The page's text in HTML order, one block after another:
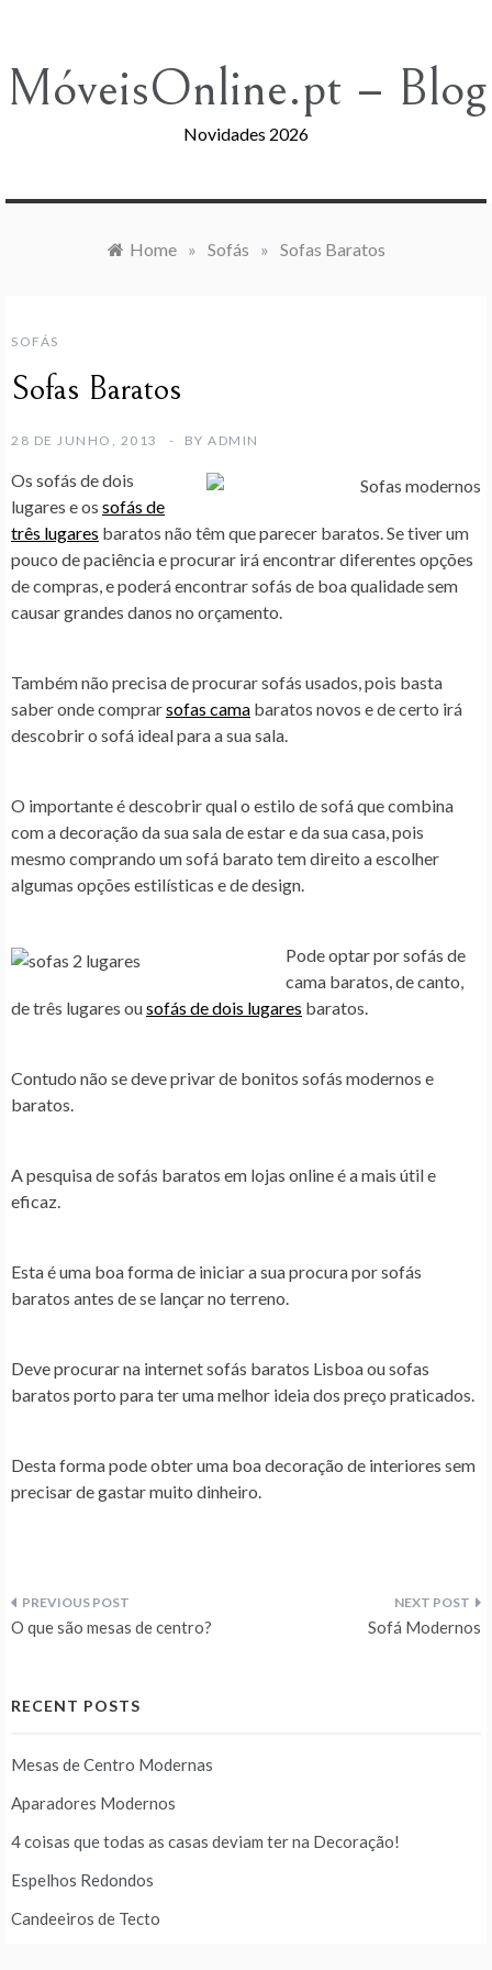
content
MóveisOnline.pt – Blog
Novidades 2026
Home » Sofás » Sofas Baratos
SOFÁS
Sofas Baratos
28 DE JUNHO, 2013 BY ADMIN
Os sofás de dois
lugares e os sofás de
três lugares baratos não têm que parecer baratos.Se tiver um
pouco de paciência e procurar irá encontrar diferentes opções
de compras, e poderá encontrar sofás de boa qualidade sem
causar grandes danos no orçamento.
Também não precisa de procurar sofás usados, pois basta
saber onde comprarsofas cama baratos novos e de certo irá
descobrir o sofá ideal para a sua sala.
O importante é descobrir qual o estilo de sofá que combina
com a decoração da sua sala de estar e da sua casa, pois
mesmo comprando um sofá barato tem direito a escolher
algumas opções estilísticas e de design.
Pode optar por sofás de
cama baratos, de canto,
de três lugares ousofás de dois lugares baratos.
Contudo não se deve privar de bonitos sofás modernos e
baratos.
A pesquisa de sofás baratos em lojas online é a mais útil e
eficaz.
Esta é uma boa forma de iniciar a sua procura por sofás
baratos antes de se lançar no terreno.
Deve procurar na internet sofás baratos Lisboa ou sofas
baratos porto para ter uma melhor ideia dos preço praticados.
Desta forma pode obter uma boa decoração de interiores sem
precisar de gastar muito dinheiro.
Navegação
artigos
O que são mesas de centro? Sofá Modernos
RECENT POSTS
Mesas de Centro Modernas
Aparadores Modernos
4 coisas que todas as casas deviam ter na Decoração!
Espelhos Redondos
Candeeiros de Tecto